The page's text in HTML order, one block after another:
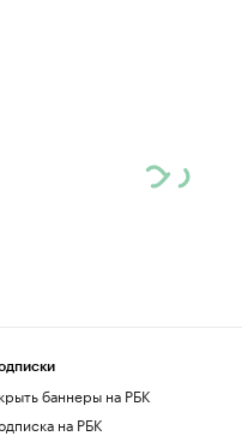
баннеры на РБК
на РБК